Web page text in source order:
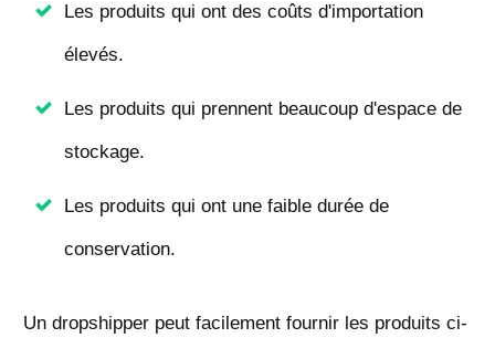
Les produits qui ont des coûts d'importation
élevés.
Les produits qui prennent beaucoup d'espace de
stockage.
Les produits qui ont une faible durée de
conservation.
Un dropshipper peut facilement fournir les produits ci-